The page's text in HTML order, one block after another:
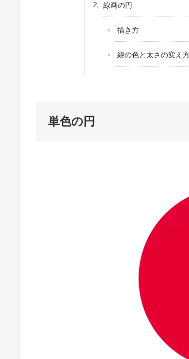
線画の円
描き方
線の色と太さの変え
単色の円